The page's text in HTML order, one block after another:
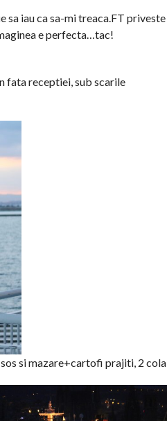
sa iau ca sa-mi treaca.FT priveste
e perfecta…tac!
fata receptiei, sub scarile
si mazare+cartofi prajiti, 2 cola